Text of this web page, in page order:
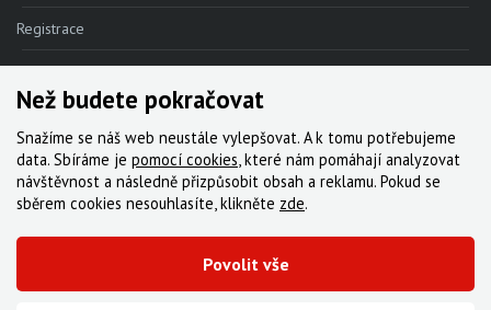
DB6
DB4
Brzdové destičky
Brzdové hadice
Kazety
Registrace
Reklamace
Kde nakoupit
Kontakt
Servis
Ke stažení
© 2000-2026 Všechna práva vyhrazena,Cyklo Žitný, s.r.o.|Zásady cookies
Než budete pokračovat
Snažíme se náš web neustále vylepšovat. A k tomu potřebujeme
data. Sbíráme je pomocí cookies, které nám pomáhají analyzovat
návštěvnost a následně přizpůsobit obsah a reklamu. Pokud se
sběrem cookies nesouhlasíte, klikněte zde.
Povolit vše